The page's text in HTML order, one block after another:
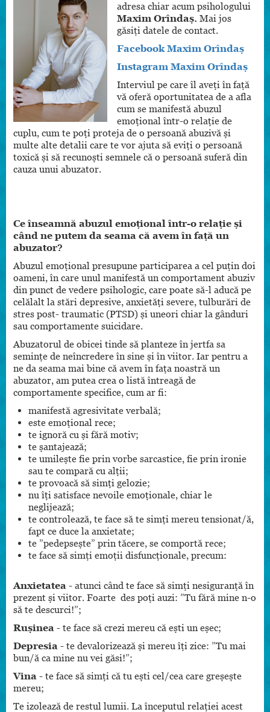
adresa chiar acum psihologului
Maxim Orîndaș. Mai jos
găsiți datele de contact.
Facebook Maxim Orîndaș
Instagram Maxim Orîndaș
Interviul pe care îl aveți în față
vă oferă oportunitatea de a afla
cum se manifestă abuzul
emoțional într-o relație de
cuplu, cum te poți proteja de o persoană abuzivă și
multe alte detalii care te vor ajuta să eviți o persoană
toxică și să recunoști semnele că o persoană suferă din
cauza unui abuzator.
Ce înseamnă abuzul emoțional într-o relație și
când ne putem da seama că avem în față un
abuzator?
Abuzul emoțional presupune participarea a cel puțin doi
oameni, în care unul manifestă un comportament abuziv
din punct de vedere psihologic, care poate să-l aducă pe
celălalt la stări depresive, anxietăți severe, tulburări de
stres post- traumatic (PTSD) și uneori chiar la gânduri
sau comportamente suicidare.
Abuzatorul de obicei tinde să planteze în jertfa sa
semințe de neîncredere în sine și în viitor. Iar pentru a
ne da seama mai bine că avem în fața noastră un
abuzator, am putea crea o listă întreagă de
comportamente specifice, cum ar fi:
manifestă agresivitate verbală;
este emoțional rece;
te ignoră cu și fără motiv;
te șantajează;
te umilește fie prin vorbe sarcastice, fie prin ironie
sau te compară cu alții;
te provoacă să simți gelozie;
nu îți satisface nevoile emoționale, chiar le
neglijează;
te controlează, te face să te simți mereu tensionat/ă,
fapt ce duce la anxietate;
te ”pedepsește” prin tăcere, se comportă rece;
te face să simți emoții disfuncționale, precum:
Anxietatea - atunci când te face să simți nesiguranță în
prezent și viitor. Foarte des poți auzi: ”Tu fără mine n-o
să te descurci!”;
Rușinea - te face să crezi mereu că ești un eșec;
Depresia - te devalorizează și mereu îți zice: ”Tu mai
bun/ă ca mine nu vei găsi!”;
Vina - te face să simți că tu ești cel/cea care greșește
mereu;
Te izolează de restul lumii. La începutul relației acest